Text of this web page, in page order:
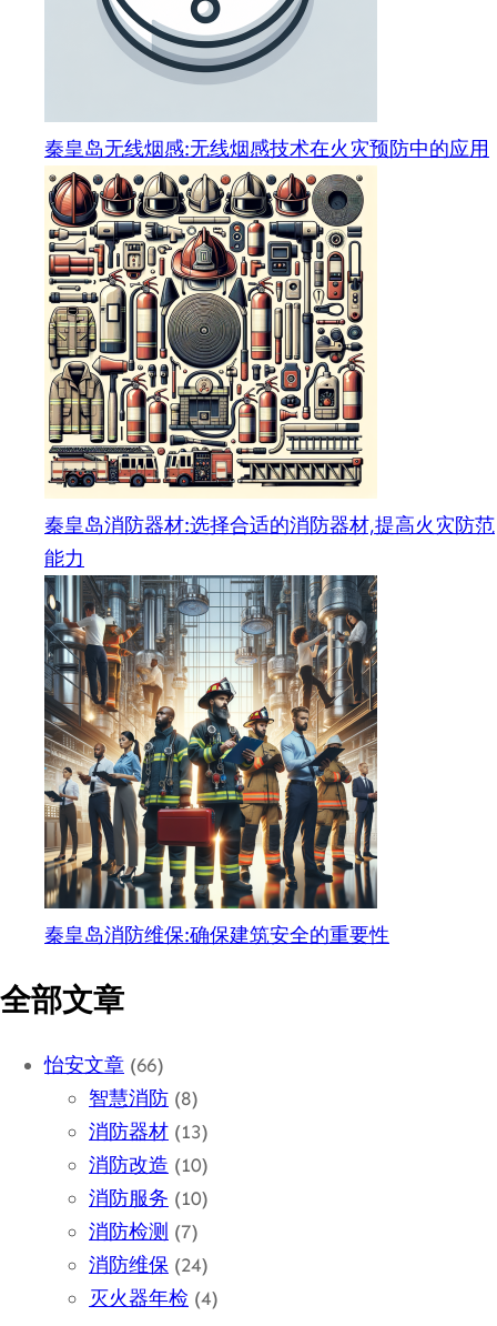
秦皇岛无线烟感:无线烟感技术在火灾预防中的应用
秦皇岛消防器材:选择合适的消防器材,提高火灾防范
能力
秦皇岛消防维保:确保建筑安全的重要性
全部文章
怡安文章 (66)
智慧消防 (8)
消防器材 (13)
消防改造 (10)
消防服务 (10)
消防检测 (7)
消防维保 (24)
灭火器年检 (4)